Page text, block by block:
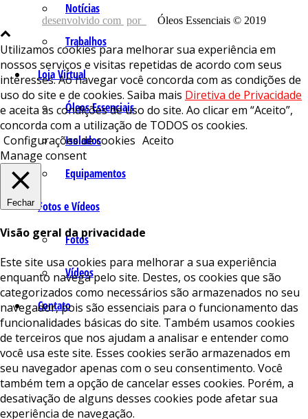
Notícias
Trabalhos
Loja Virtual
Óleos Essenciais
Isolados
Equipamentos
Fotos e Vídeos
Fotos
Vídeos
Contato
desenvolvido com por Óleos Essenciais © 2019
Utilizamos cookies para melhorar sua experiência em
nossos serviços e visitas repetidas de acordo com seus
interesses. Ao navegar você concorda com as condições de
uso do site e de cookies. Saiba mais Diretiva de Privacidade
e aceita as condições de uso do site. Ao clicar em “Aceito”,
concorda com a utilização de TODOS os cookies.
Configurações de cookies Aceito
Manage consent
Fechar
Visão geral da privacidade
Este site usa cookies para melhorar a sua experiência
enquanto navega pelo site. Destes, os cookies que são
categorizados como necessários são armazenados no seu
navegador, pois são essenciais para o funcionamento das
funcionalidades básicas do site. Também usamos cookies
de terceiros que nos ajudam a analisar e entender como
você usa este site. Esses cookies serão armazenados em
seu navegador apenas com o seu consentimento. Você
também tem a opção de cancelar esses cookies. Porém, a
desativação de alguns desses cookies pode afetar sua
experiência de navegação.